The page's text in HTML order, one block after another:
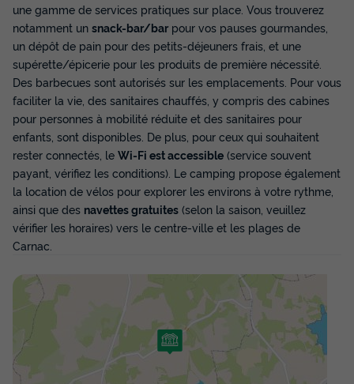
une gamme de services pratiques sur place. Vous trouverez
notamment un snack-bar/bar pour vos pauses gourmandes,
un dépôt de pain pour des petits-déjeuners frais, et une
supérette/épicerie pour les produits de première nécessité.
Des barbecues sont autorisés sur les emplacements. Pour vous
faciliter la vie, des sanitaires chauffés, y compris des cabines
pour personnes à mobilité réduite et des sanitaires pour
enfants, sont disponibles. De plus, pour ceux qui souhaitent
rester connectés, le Wi-Fi est accessible (service souvent
payant, vérifiez les conditions). Le camping propose également
la location de vélos pour explorer les environs à votre rythme,
ainsi que des navettes gratuites (selon la saison, veuillez
vérifier les horaires) vers le centre-ville et les plages de
Carnac.